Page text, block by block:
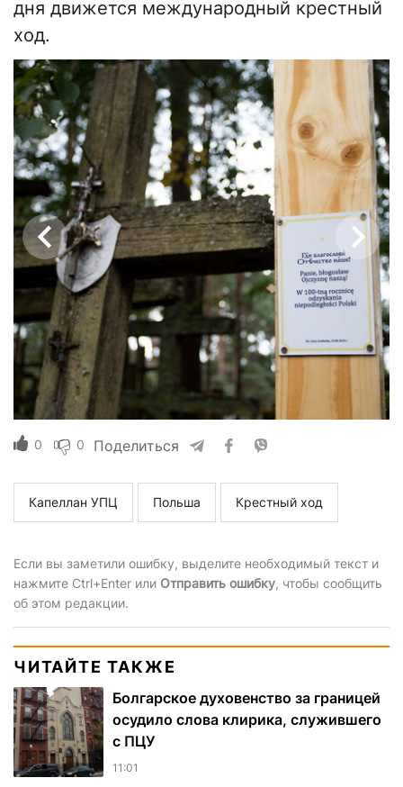
дня движется международный крестный
ход.
0 0 Поделиться
Капеллан УПЦ Польша Крестный ход
Если вы заметили ошибку, выделите необходимый текст и
нажмите Ctrl+Enter или Отправить ошибку, чтобы сообщить
об этом редакции.
ЧИТАЙТЕ ТАКЖЕ
Болгарское духовенство за границей
осудило слова клирика, служившего
с ПЦУ
11:01